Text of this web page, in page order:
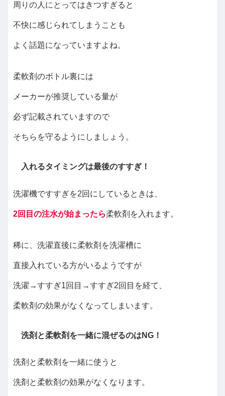
周りの人にとってはきつすぎると
不快に感じられてしまうことも
よく話題になっていますよね。
柔軟剤のボトル裏には
メーカーが推奨している量が
必ず記載されていますので
そちらを守るようにしましょう。
入れるタイミングは最後のすすぎ！
洗濯機ですすぎを2回にしているときは、
2回目の注水が始まったら柔軟剤を入れます。
稀に、洗濯直後に柔軟剤を洗濯槽に
直接入れている方がいるようですが
洗濯→すすぎ1回目→すすぎ2回目を経て、
柔軟剤の効果がなくなってしまいます。
洗剤と柔軟剤を一緒に混ぜるのはNG！
洗剤と柔軟剤を一緒に使うと
洗剤と柔軟剤の効果がなくなります。